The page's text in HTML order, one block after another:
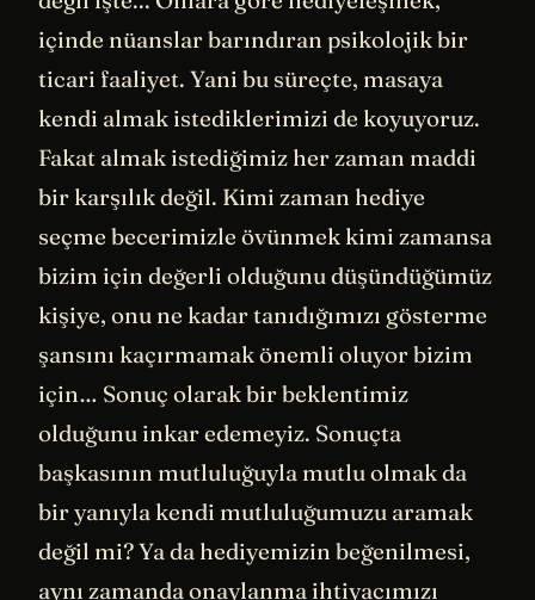
içinde nüanslar barındıran psikolojik bir
ticari faaliyet. Yani bu süreçte, masaya
kendi almak istediklerimizi de koyuyoruz.
Fakat almak istediğimiz her zaman maddi
bir karşılık değil. Kimi zaman hediye
seçme becerimizle övünmek kimi zamansa
bizim için değerli olduğunu düşündüğümüz
kişiye, onu ne kadar tanıdığımızı gösterme
şansını kaçırmamak önemli oluyor bizim
için… Sonuç olarak bir beklentimiz
olduğunu inkar edemeyiz. Sonuçta
başkasının mutluluğuyla mutlu olmak da
bir yanıyla kendi mutluluğumuzu aramak
değil mi? Ya da hediyemizin beğenilmesi,
aynı zamanda onaylanma ihtiyacımızı